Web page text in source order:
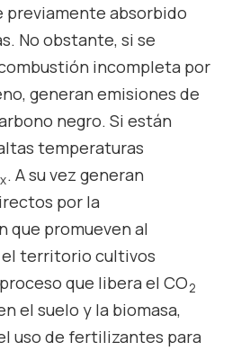
previamente absorbido
No obstante, si se
incompleta por
generan emisiones de
negro. Si están
temperaturas
x. A su vez generan
por la
que promueven al
territorio cultivos
que libera el CO2
el suelo y la biomasa,
uso de fertilizantes para